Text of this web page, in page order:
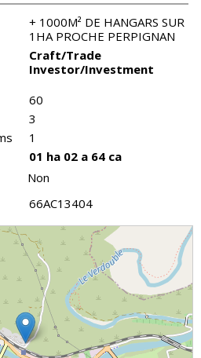
+ 1000M² DE HANGARS SUR
1HA PROCHE PERPIGNAN
Craft/Trade
Investor/Investment
60
3
1
01 ha 02 a 64 ca
Non
66AC13404